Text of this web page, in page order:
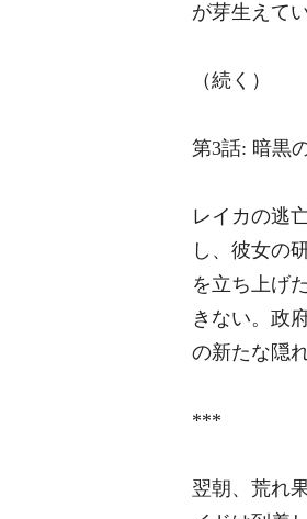
が芽生えてい
（続く）
第3話: 暗黒
レイカの逃
し、彼女の
を立ち上げ
きない。政
の新たな隠
***
翌朝、荒れ